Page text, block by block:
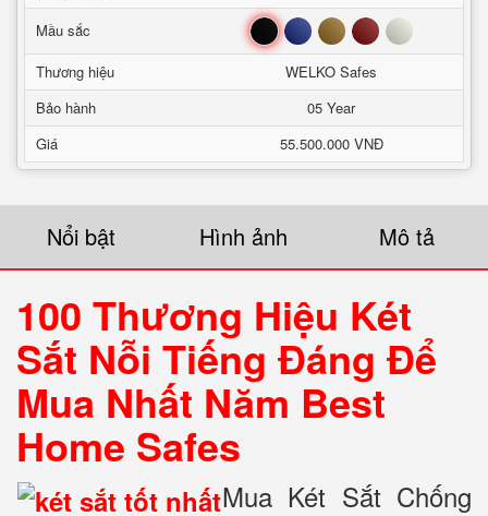
Mầu sắc Đen Xanh Nâu Đỏ Trắng
Thương hiệu
WELKO Safes
Bảo hành
05 Year
Giá
55.500.000 VNĐ
Nổi bật Hình ảnh Mô tả
100 Thương Hiệu Két
Sắt Nỗi Tiếng Đáng Để
Mua Nhất Năm Best
Home Safes
Mua Két Sắt Chống